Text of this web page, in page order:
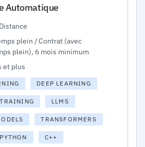
Automatique
plein / Contrat (avec
plein), 6 mois minimum
et plus
DEEP LEARNING
LLMS
TRANSFORMERS
PYTHON C++